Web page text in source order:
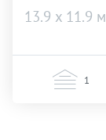
13.9 х 11.9 м
1